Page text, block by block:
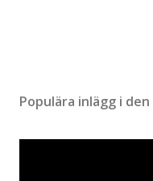
Populära inlägg i